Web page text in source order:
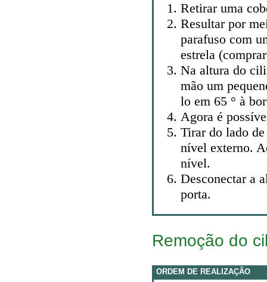
Retirar uma
Resultar por
parafuso com
estrela
Na altura do
mão um
lo em 65 ° à
Agora é
Tirar do lado
nível externo.
nível.
Desconectar a
porta.
Remoção do
ORDEM DE REALIZAÇÃO